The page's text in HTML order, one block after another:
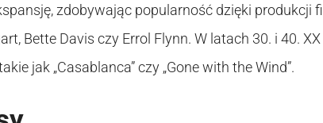
zdobywając popularność dzięki produkcji
Bette Davis czy Errol Flynn. W latach 30. i 40.
jak „Casablanca” czy „Gone with the Wind”.